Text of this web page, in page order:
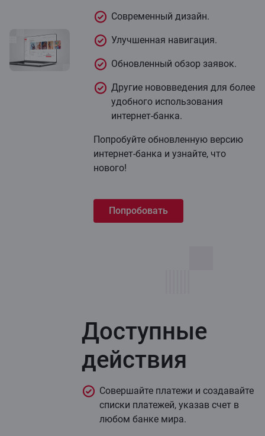
Современный дизайн.
Улучшенная навигация.
Обновленный обзор заявок.
Другие нововведения для более
удобного использования
интернет-банка.
Попробуйте обновленную версию
интернет-банка и узнайте, что
нового!
Попробовать
Доступные
действия
Совершайте платежи и создавайте
списки платежей, указав счет в
любом банке мира.